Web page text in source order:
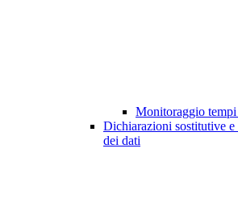
Monitoraggio
Dichiarazioni sostitutive
dei dati